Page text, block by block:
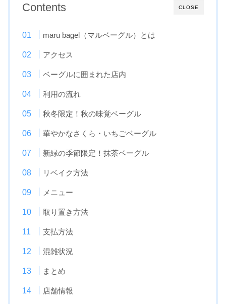
CLOSE
Contents
maru bagel（マルベーグル）とは
アクセス
ベーグルに囲まれた店内
利用の流れ
秋冬限定！秋の味覚ベーグル
華やかなさくら・いちごベーグル
新緑の季節限定！抹茶ベーグル
リベイク方法
メニュー
取り置き方法
支払方法
混雑状況
まとめ
店舗情報